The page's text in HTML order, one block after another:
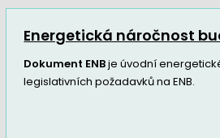
Energetická náročnost
Dokument ENBje úvodní
legislativních požadavků na ENB.